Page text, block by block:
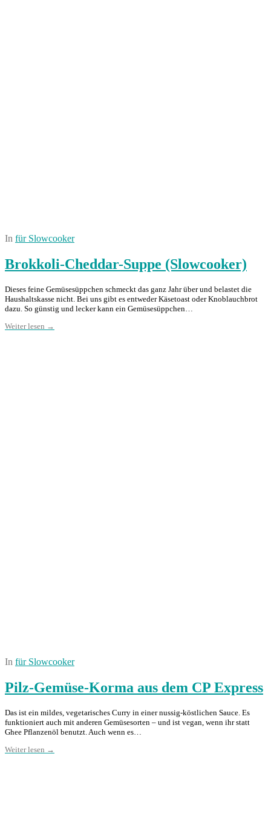
In für Slowcooker
Brokkoli-Cheddar-Suppe (Slowcooker)
Dieses feine Gemüsesüppchen schmeckt das ganz Jahr über und belastet die
Haushaltskasse nicht. Bei uns gibt es entweder Käsetoast oder Knoblauchbrot
dazu. So günstig und lecker kann ein Gemüsesüppchen…
Weiter lesen →
In für Slowcooker
Pilz-Gemüse-Korma aus dem CP Express
Das ist ein mildes, vegetarisches Curry in einer nussig-köstlichen Sauce. Es
funktioniert auch mit anderen Gemüsesorten – und ist vegan, wenn ihr statt
Ghee Pflanzenöl benutzt. Auch wenn es…
Weiter lesen →